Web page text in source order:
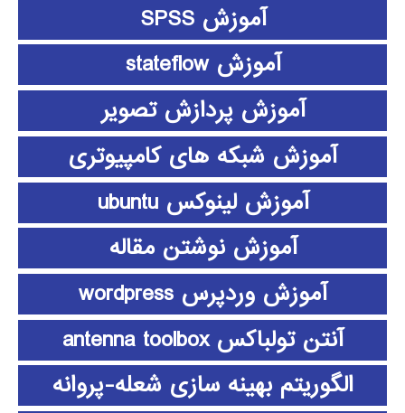
آموزش SPSS
آموزش stateflow
آموزش پردازش تصویر
آموزش شبکه های کامپیوتری
آموزش لینوکس ubuntu
آموزش نوشتن مقاله
آموزش وردپرس wordpress
آنتن تولباکس antenna toolbox
الگوریتم بهینه سازی شعله-پروانه